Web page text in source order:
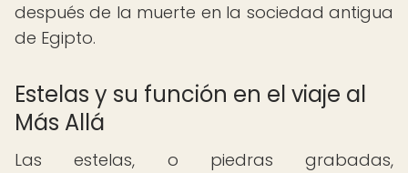
después de la muerte en la sociedad antigua
de Egipto.
Estelas y su función en el viaje al
Más Allá
Las estelas, o piedras grabadas,